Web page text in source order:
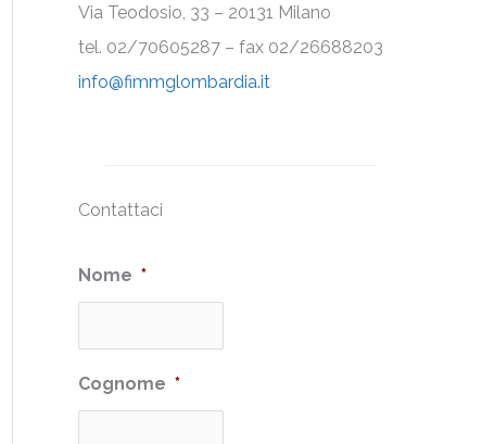
Via Teodosio, 33 – 20131 Milano
tel. 02/70605287 – fax 02/26688203
info@fimmglombardia.it
Contattaci
Nome *
Cognome *